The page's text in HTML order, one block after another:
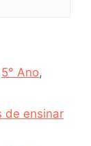
5° Ano,
de ensinar